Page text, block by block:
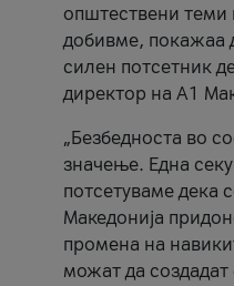
општествени теми
добивме, покажаа
силен потсетник
директор на А1
„Безбедноста во
значење. Една
потсетуваме дека
Македонија
промена на
можат да